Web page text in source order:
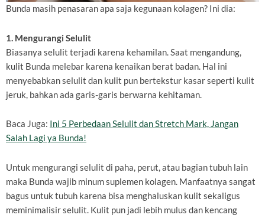
Bunda masih penasaran apa saja kegunaan kolagen? Ini dia:
1. Mengurangi Selulit
Biasanya selulit terjadi karena kehamilan. Saat mengandung,
kulit Bunda melebar karena kenaikan berat badan. Hal ini
menyebabkan selulit dan kulit pun bertekstur kasar seperti kulit
jeruk, bahkan ada garis-garis berwarna kehitaman.
Baca Juga: Ini 5 Perbedaan Selulit dan Stretch Mark, Jangan
Salah Lagi ya Bunda!
Untuk mengurangi selulit di paha, perut, atau bagian tubuh lain
maka Bunda wajib minum suplemen kolagen. Manfaatnya sangat
bagus untuk tubuh karena bisa menghaluskan kulit sekaligus
meminimalisir selulit. Kulit pun jadi lebih mulus dan kencang